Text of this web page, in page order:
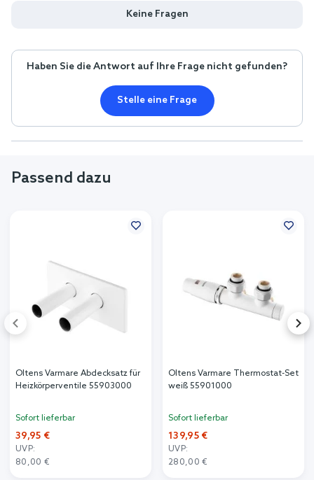
Keine Fragen
Haben Sie die Antwort auf Ihre Frage nicht gefunden?
Stelle eine Frage
Passend dazu
Oltens Varmare Abdecksatz für
Heizkörperventile 55903000
Sofort lieferbar
39,95 €
UVP:
80,00 €
Oltens Varmare Thermostat-Set
weiß 55901000
Sofort lieferbar
139,95 €
UVP:
280,00 €